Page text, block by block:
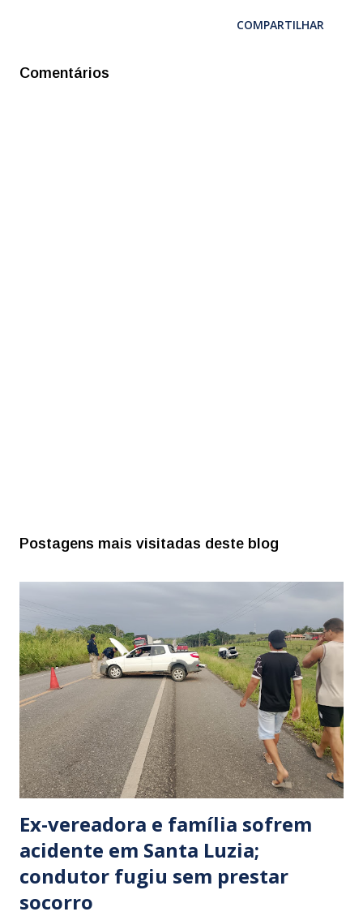
COMPARTILHAR
Comentários
Postagens mais visitadas deste blog
Ex-vereadora e família sofrem
acidente em Santa Luzia;
condutor fugiu sem prestar
socorro